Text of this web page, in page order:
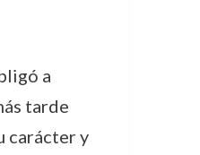
a
tarde
carácter y